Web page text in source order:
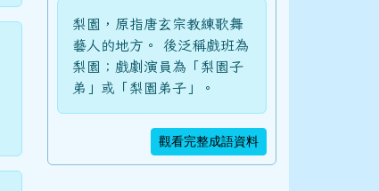
梨園，原指唐玄宗教練歌舞
藝人的地方。 後泛稱戲班為
梨園；戲劇演員為「梨園子
弟」或「梨園弟子」。
觀看完整成語資料